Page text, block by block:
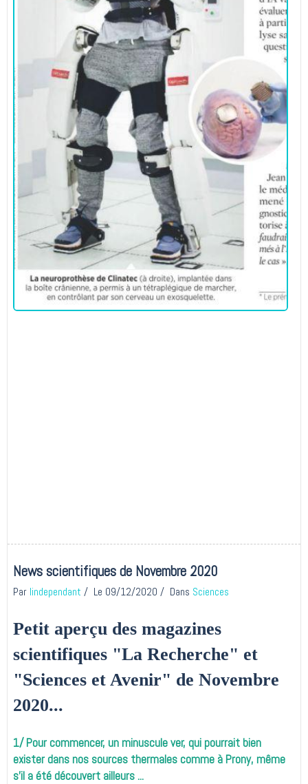
News scientifiques de Novembre 2020
Par lindependant Le 09/12/2020 Dans Sciences
Petit aperçu des magazines
scientifiques "La Recherche" et
"Sciences et Avenir" de Novembre
2020...
1/ Pour commencer, un minuscule ver, qui pourrait bien
exister dans nos sources thermales comme à Prony, même
s'il a été découvert ailleurs ...